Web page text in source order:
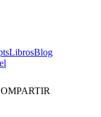
LibrosBlog